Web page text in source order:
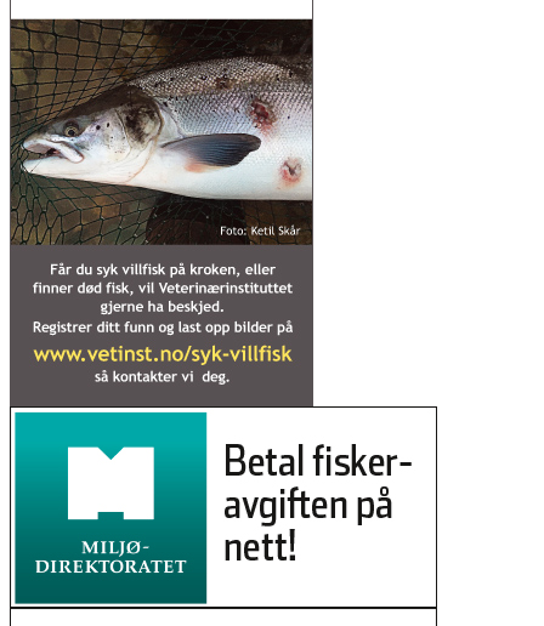
07. april 2026
Fryktar nytt kjempekraftverk skal
rasere elva
25. mars 2026
Nye teljingar gir håp for villaksen
18. mars 2026
Nasjonalt laksevassdrag: – Aldri sett
slike skader på laks
06. mars 2026
Fisken er tilbake i Skibotnregionen
etter gyro-kamp
03. mars 2026
gruvedeponiet, jo mer bly, krom og